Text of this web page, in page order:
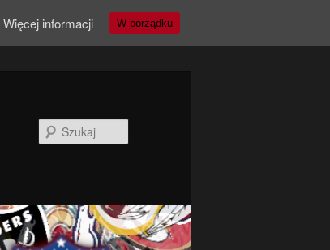
Więcej informacji W porządku